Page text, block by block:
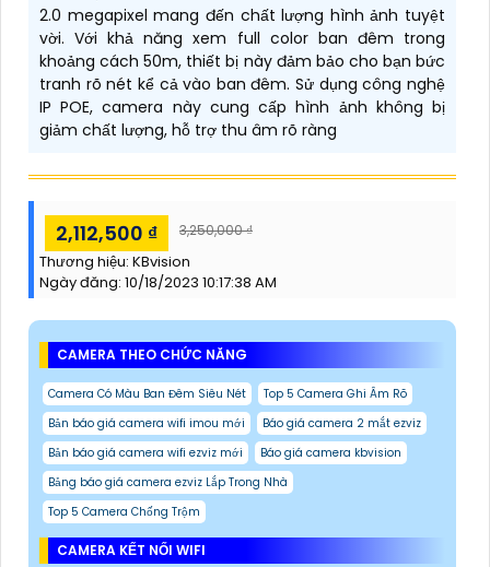
2.0 megapixel mang đến chất lượng hình ảnh tuyệt
vời. Với khả năng xem full color ban đêm trong
khoảng cách 50m, thiết bị này đảm bảo cho bạn bức
tranh rõ nét kể cả vào ban đêm. Sử dụng công nghệ
IP POE, camera này cung cấp hình ảnh không bị
giảm chất lượng, hỗ trợ thu âm rõ ràng
2,112,500 ₫ 3,250,000 ₫
Thương hiệu: KBvision
Ngày đăng: 10/18/2023 10:17:38 AM
CAMERA THEO CHỨC NĂNG
Camera Có Màu Ban Đêm Siêu Nét
Top 5 Camera Ghi Âm Rõ
Bản báo giá camera wifi imou mới
Báo giá camera 2 mắt ezviz
Bản báo giá camera wifi ezviz mới
Báo giá camera kbvision
Bảng báo giá camera ezviz Lắp Trong Nhà
Top 5 Camera Chống Trộm
CAMERA KẾT NỐI WIFI